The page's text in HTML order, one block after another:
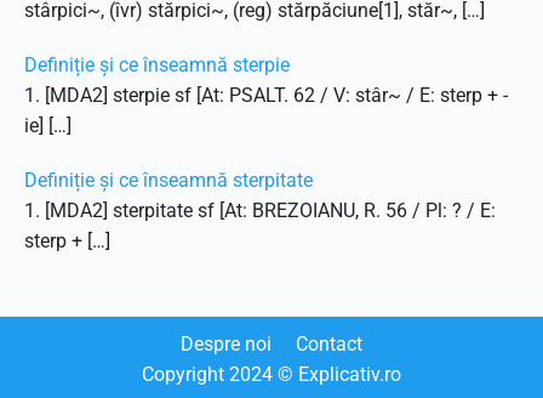
stârpici~, (îvr) stărpici~, (reg) stărpăciune[1], stăr~, […]
Definiție și ce înseamnă sterpie
1. [MDA2] sterpie sf [At: PSALT. 62 / V: stâr~ / E: sterp + -
ie] […]
Definiție și ce înseamnă sterpitate
1. [MDA2] sterpitate sf [At: BREZOIANU, R. 56 / Pl: ? / E:
sterp + […]
Despre noi
Contact
Copyright 2024 © Explicativ.ro